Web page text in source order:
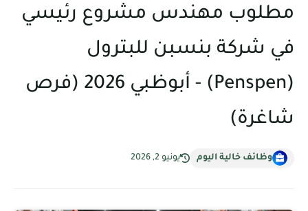
مطلوب مهندس مشروع رئيسي
في شركة بنسبن للبترول
(Penspen) - أبوظبي 2026 (فرص
شاغرة)
وظائف خالية اليوم يونيو 2, 2026